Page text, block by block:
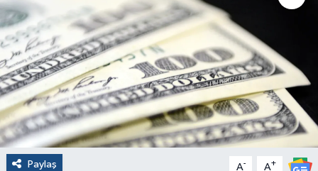
Paylaş A- A+